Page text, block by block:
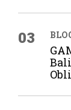
03